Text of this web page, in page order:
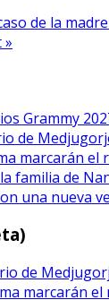
de la
»
Grammy
de
marcarán el
familia de
una nueva
de
marcarán